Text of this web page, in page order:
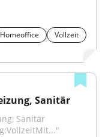
Homeoffice
Vollzeit
Sanitär
Sanitär